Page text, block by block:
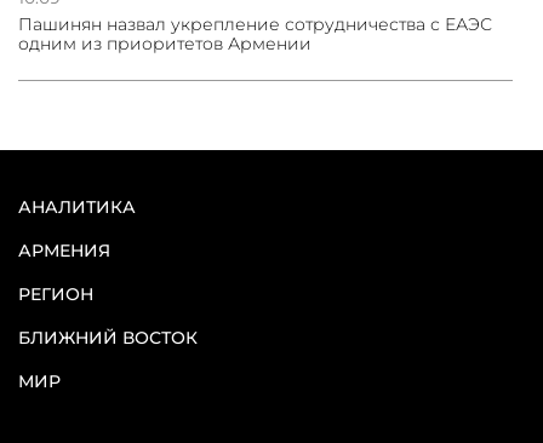
Пашинян назвал укрепление сотрудничества с ЕАЭС
одним из приоритетов Армении
АНАЛИТИКА
АРМЕНИЯ
РЕГИОН
БЛИЖНИЙ ВОСТОК
МИР